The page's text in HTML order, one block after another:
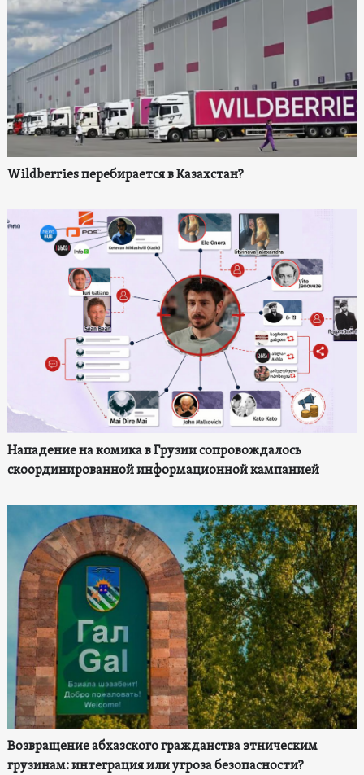
Wildberries перебирается в Казахстан?
Нападение на комика в Грузии сопровождалось
скоординированной информационной кампанией
Возвращение абхазского гражданства этническим
грузинам: интеграция или угроза безопасности?